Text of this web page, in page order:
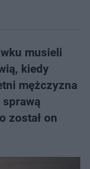
musieli
kiedy
mężczyzna
sprawą
został on